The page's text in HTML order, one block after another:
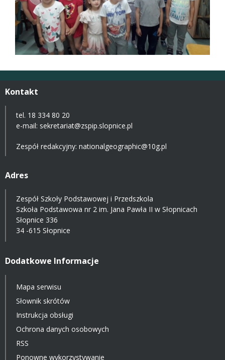
Kontakt
tel. 18 334 80 20
e-mail: sekretariat@zspip.slopnice.pl
Zespół redakcyjny: nationalgeographic@10g.pl
Adres
Zespół Szkoły Podstawowej i Przedszkola
Szkoła Podstawowa nr 2 im. Jana Pawła II w Słopnicach
Słopnice 336
34 -615 Słopnice
Dodatkowe Informacje
Mapa serwisu
Słownik skrótów
Instrukcja obsługi
Ochrona danych osobowych
RSS
Ponowne wykorzystywanie